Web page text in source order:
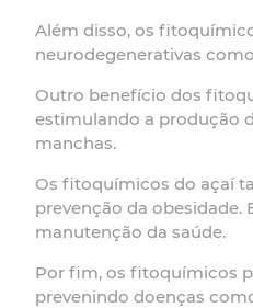
Além disso, os
neurodegenerativas
Outro benefício dos
estimulando a produção
manchas.
Os fitoquímicos do açaí
prevenção da obesidade.
manutenção da saúde.
Por fim, os fitoquímicos
prevenindo doenças